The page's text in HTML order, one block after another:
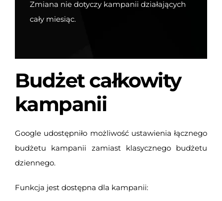
Zmiana nie dotyczy kampanii działających
cały miesiąc.
Budżet całkowity
kampanii
Google udostępniło możliwość ustawienia łącznego
budżetu kampanii zamiast klasycznego budżetu
dziennego.
Funkcja jest dostępna dla kampanii: